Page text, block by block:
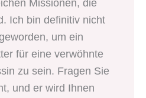
Missionen, die
Ich bin definitiv nicht
um ein
für eine verwöhnte
zu sein. Fragen Sie
und er wird Ihnen